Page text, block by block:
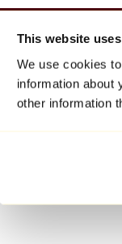
This website
We use cookies
information about
other information